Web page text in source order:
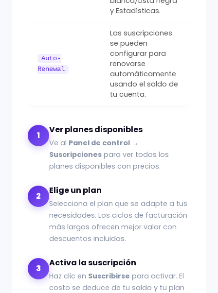
y Estadísticas.
Auto-
Renewal
Las suscripciones
se pueden
configurar para
renovarse
automáticamente
usando el saldo de
tu cuenta.
1
Ver planes disponibles
Ve al Panel de control →
Suscripciones para ver todos los
planes disponibles con precios.
2
Elige un plan
Selecciona el plan que se adapte a tus
necesidades. Los ciclos de facturación
más largos ofrecen mejor valor con
descuentos incluidos.
3
Activa la suscripción
Haz clic en Suscribirse para activar. El
costo se deduce de tu saldo y tu plan